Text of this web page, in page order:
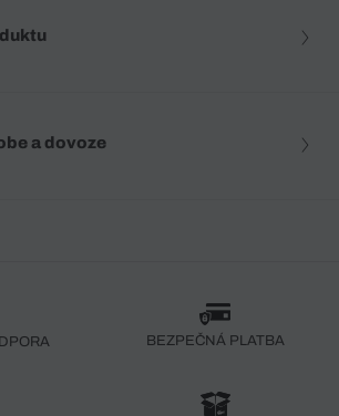
a dovoze
BEZPEČNÁ PLATBA